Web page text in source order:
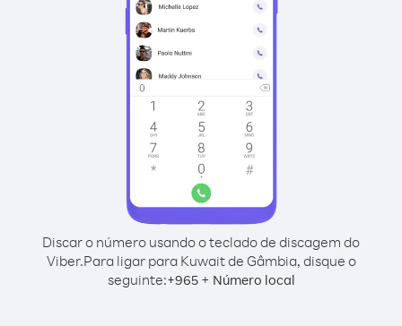
Discar o número usando o teclado de discagem do
Viber.Para ligar para Kuwait de Gâmbia, disque o
seguinte:+965+ Número local